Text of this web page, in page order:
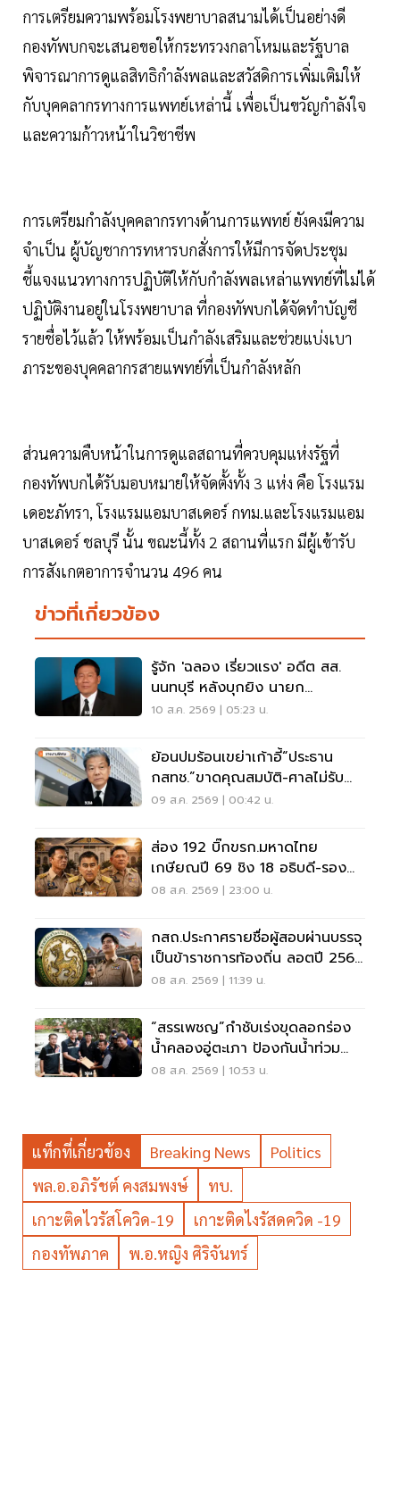
การเตรียมความพร้อมโรงพยาบาลสนามได้เป็นอย่างดี
กองทัพบกจะเสนอขอให้กระทรวงกลาโหมและรัฐบาล
พิจารณาการดูแลสิทธิกำลังพลและสวัสดิการเพิ่มเติมให้
กับบุคคลากรทางการแพทย์เหล่านี้ เพื่อเป็นขวัญกำลังใจ
และความก้าวหน้าในวิชาชีพ
การเตรียมกำลังบุคคลากรทางด้านการแพทย์ ยังคงมีความ
จำเป็น ผู้บัญชาการทหารบกสั่งการให้มีการจัดประชุม
ชี้แจงแนวทางการปฏิบัติให้กับกำลังพลเหล่าแพทย์ที่ไม่ได้
ปฏิบัติงานอยู่ในโรงพยาบาล ที่กองทัพบกได้จัดทำบัญชี
รายชื่อไว้แล้ว ให้พร้อมเป็นกำลังเสริมและช่วยแบ่งเบา
ภาระของบุคคลากรสายแพทย์ที่เป็นกำลังหลัก
ส่วนความคืบหน้าในการดูแลสถานที่ควบคุมแห่งรัฐที่
กองทัพบกได้รับมอบหมายให้จัดตั้งทั้ง 3 แห่ง คือ โรงแรม
เดอะภัทรา, โรงแรมแอมบาสเดอร์ กทม.และโรงแรมแอม
บาสเดอร์ ชลบุรี นั้น ขณะนี้ทั้ง 2 สถานที่แรก มีผู้เข้ารับ
การสังเกตอาการจำนวน 496 คน
ข่าวที่เกี่ยวข้อง
รู้จัก 'ฉลอง เรี่ยวแรง' อดีต สส.
นนทบุรี หลังบุกยิง นายก
อบจ.นนทบุรี บาดเจ็บสาหัส
10 ส.ค. 2569 | 05:23 น.
ย้อนปมร้อนเขย่าเก้าอี้“ประธาน
กสทช.”ขาดคุณสมบัติ-ศาลไม่รับคำ
ฟ้อง
09 ส.ค. 2569 | 00:42 น.
ส่อง 192 บิ๊กขรก.มหาดไทย
เกษียณปี 69 ชิง 18 อธิบดี-รอง
ปลัด-ผู้ว่าฯ
08 ส.ค. 2569 | 23:00 น.
กสถ.ประกาศรายชื่อผู้สอบผ่านบรรจุ
เป็นข้าราชการท้องถิ่น ลอตปี 2568
ใหม่
08 ส.ค. 2569 | 11:39 น.
“สรรเพชญ”กำชับเร่งขุดลอกร่อง
น้ำคลองอู่ตะเภา ป้องกันน้ำท่วม
สงขลา
08 ส.ค. 2569 | 10:53 น.
แท็กที่เกี่ยวข้อง Breaking News
Politics
พล.อ.อภิรัชต์ คงสมพงษ์
ทบ.
เกาะติดไวรัสโควิด-19
เกาะติดไงรัสดควิด -19
กองทัพภาค
พ.อ.หญิง ศิริจันทร์